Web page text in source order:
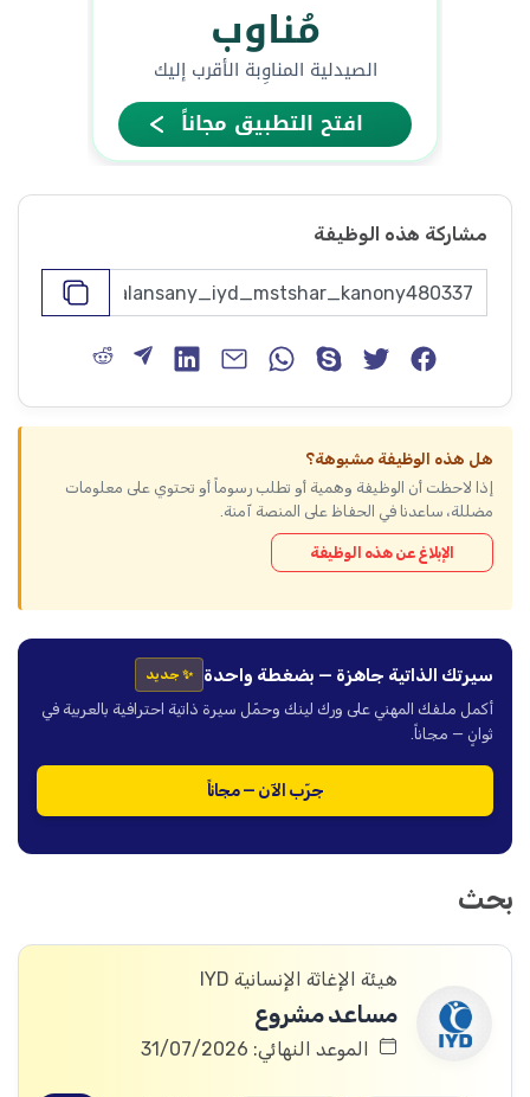
مشاركة هذه الوظيفة
هل هذه الوظيفة مشبوهة؟
إذا لاحظت أن الوظيفة وهمية أو تطلب رسوماً أو تحتوي على معلومات
مضللة، ساعدنا في الحفاظ على المنصة آمنة.
الإبلاغ عن هذه الوظيفة
سيرتك الذاتية جاهزة — بضغطة واحدة ✨ جديد
أكمل ملفك المهني على ورك لينك وحمّل سيرة ذاتية احترافية بالعربية في
ثوانٍ — مجاناً.
جرّب الآن — مجاناً
بحث
هيئة الإغاثة الإنسانية IYD
مساعد مشروع
الموعد النهائي: 31/07/2026